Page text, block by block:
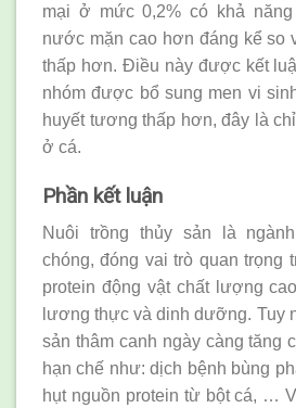
mại ở mức 0,2% có khả
nước mặn cao hơn đáng kể so
thấp hơn. Điều này được kết
nhóm được bổ sung men vi
huyết tương thấp hơn, đây là
ở cá.
Phần kết luận
Nuôi trồng thủy sản là
chóng, đóng vai trò quan trọng
protein động vật chất lượng
lương thực và dinh dưỡng. Tuy
sản thâm canh ngày càng tăng
hạn chế như: dịch bệnh bùng
hụt nguồn protein từ bột cá, …